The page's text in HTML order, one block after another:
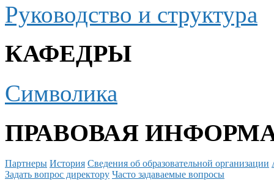
Руководство и структура
КАФЕДРЫ
Символика
ПРАВОВАЯ
Партнеры История Сведения об образовательной организации
Задать вопрос директору Часто задаваемые вопросы